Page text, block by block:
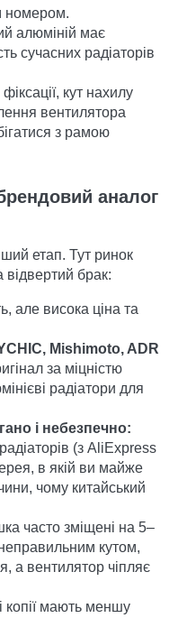
номером.
алюміній має
сучасних радіаторів
кут нахилу
вентилятора
з рамою
аналог
етап. Тут ринок
відвертий брак:
але висока ціна та
Mishimoto, ADR
за міцністю
радіатори для
і небезпечно:
(з AliExpress
в якій ви майже
чому китайський
часто зміщені на 5–
кутом,
а вентилятор чіпляє
копії мають меншу